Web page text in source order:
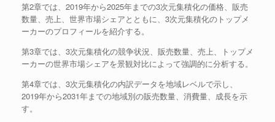
第2章では、2019年から2025年までの3次元集積化の価格、販売
数量、売上、世界市場シェアとともに、3次元集積化のトップメ
ーカーのプロフィールを紹介する。
第3章では、3次元集積化の競争状況、販売数量、売上、トップメ
ーカーの世界市場シェアを景観対比によって強調的に分析する。
第4章では、3次元集積化の内訳データを地域レベルで示し、
2019年から2031年までの地域別の販売数量、消費量、成長を示
す。